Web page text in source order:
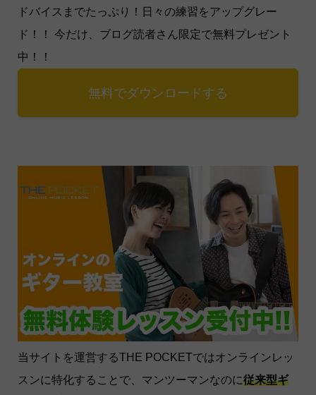
ドバイスまでたっぷり！日々の練習をアップグレー
ド！！ 今だけ、ブログ読者さん限定で無料プレゼント
中！！
無料でダウンロードする
当サイトを運営するTHE POCKETではオンラインレッ
スンに特化することで、マンツーマンなのに従来型ギ